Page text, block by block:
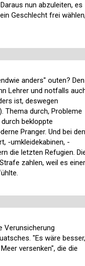
nun abzuleiten, es
Geschlecht frei
anders" outen? Den
Lehrer und notfalls
ist, deswegen
Thema durch, Probleme
bekloppte
Pranger. Und bei den
-umkleidekabinen, -
die letzten Refugien.
zahlen, weil es
Verunsicherung
"Es wäre besser,
versenken", die die